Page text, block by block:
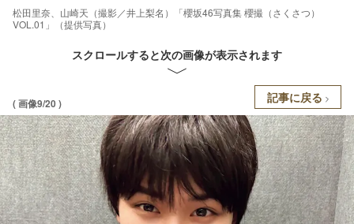
松田里奈、山崎天（撮影／井上梨名）「櫻坂46写真集 櫻撮（さくさつ）
VOL.01」（提供写真）
スクロールすると次の画像が表示されます
( 画像9/20 ) 記事に戻る